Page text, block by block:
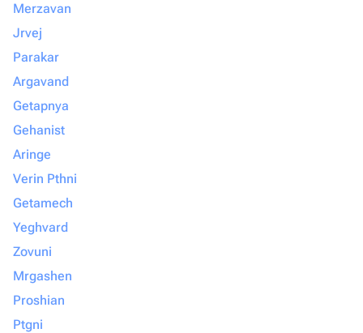
Merzavan
Jrvej
Parakar
Argavand
Getapnya
Gehanist
Aringe
Verin Pthni
Getamech
Yeghvard
Zovuni
Mrgashen
Proshian
Ptgni